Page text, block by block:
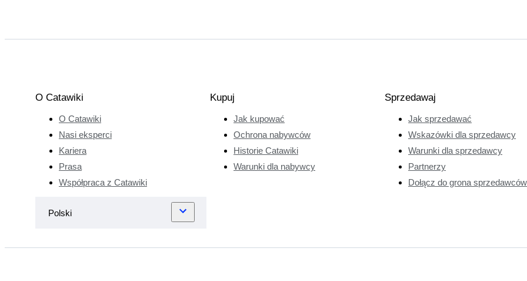
O Catawiki
O Catawiki
Nasi eksperci
Kariera
Prasa
Współpraca z Catawiki
Kupuj
Jak kupować
Ochrona nabywców
Historie Catawiki
Warunki dla nabywcy
Sprzedawaj
Jak sprzedawać
Wskazówki dla sprzedawcy
Warunki dla sprzedawcy
Partnerzy
Dołącz do grona